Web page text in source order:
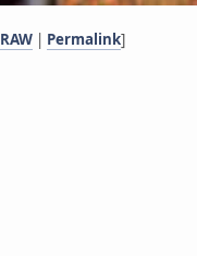
RAW | Permalink]